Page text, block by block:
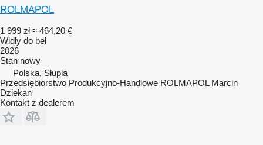
ROLMAPOL
1 999 zł ≈ 464,20 €
Widły do bel
2026
Stan nowy
Polska, Słupia
Przedsiębiorstwo Produkcyjno-Handlowe ROLMAPOL Marcin
Dziekan
Kontakt z dealerem